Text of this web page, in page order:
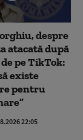
despre
atacată după
pe TikTok:
existe
pentru
22:05